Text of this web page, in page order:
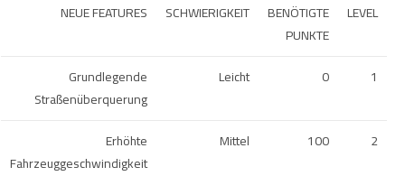
LEVEL
BENÖTIGTE
PUNKTE
SCHWIERIGKEIT
NEUE FEATURES
1
0
Leicht
Grundlegende
Straßenüberquerung
2
100
Mittel
Erhöhte
Fahrzeuggeschwindigkeit